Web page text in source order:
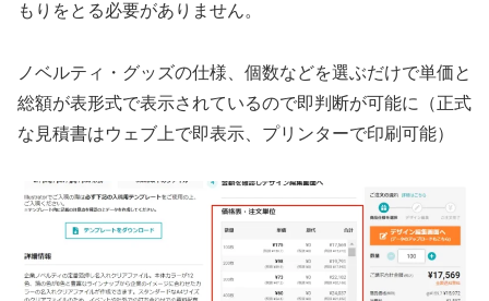
もりをとる必要がありません。
ノベルティ・グッズの仕様、個数などを選ぶだけで単価と
総額が表形式で表示されているので即判断が可能に（正式
な見積書はウェブ上で即表示、プリンターで印刷可能）